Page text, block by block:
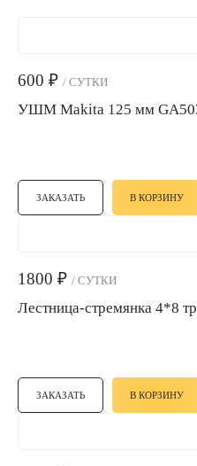
600 ₽ / СУТКИ
УШМ Makita 125 мм
ЗАКАЗАТЬ В КОРЗИНУ
1800 ₽ / СУТКИ
Лестница-стремянка 4*8
ЗАКАЗАТЬ В КОРЗИНУ